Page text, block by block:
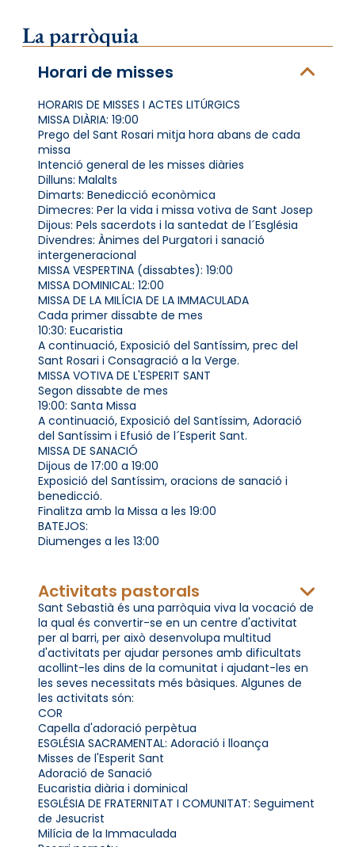
La parròquia
Horari de misses
HORARIS DE MISSES I ACTES LITÚRGICS
MISSA DIÀRIA: 19:00
Prego del Sant Rosari mitja hora abans de cada
missa
Intenció general de les misses diàries
Dilluns: Malalts
Dimarts: Benedicció econòmica
Dimecres: Per la vida i missa votiva de Sant Josep
Dijous: Pels sacerdots i la santedat de l´Església
Divendres: Ànimes del Purgatori i sanació
intergeneracional
MISSA VESPERTINA (dissabtes): 19:00
MISSA DOMINICAL: 12:00
MISSA DE LA MILÍCIA DE LA IMMACULADA
Cada primer dissabte de mes
10:30: Eucaristia
A continuació, Exposició del Santíssim, prec del
Sant Rosari i Consagració a la Verge.
MISSA VOTIVA DE L'ESPERIT SANT
Segon dissabte de mes
19:00: Santa Missa
A continuació, Exposició del Santíssim, Adoració
del Santíssim i Efusió de l´Esperit Sant.
MISSA DE SANACIÓ
Dijous de 17:00 a 19:00
Exposició del Santíssim, oracions de sanació i
benedicció.
Finalitza amb la Missa a les 19:00
BATEJOS:
Diumenges a les 13:00
Activitats pastorals
Sant Sebastià és una parròquia viva la vocació de
la qual és convertir-se en un centre d'activitat
per al barri, per això desenvolupa multitud
d'activitats per ajudar persones amb dificultats
acollint-les dins de la comunitat i ajudant-les en
les seves necessitats més bàsiques. Algunes de
les activitats són:
COR
Capella d'adoració perpètua
ESGLÉSIA SACRAMENTAL: Adoració i lloança
Misses de l'Esperit Sant
Adoració de Sanació
Eucaristia diària i dominical
ESGLÉSIA DE FRATERNITAT I COMUNITAT: Seguiment
de Jesucrist
Milícia de la Immaculada